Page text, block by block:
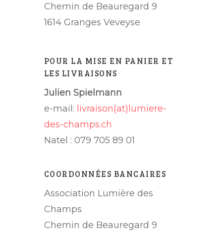
Chemin de Beauregard 9
1614 Granges Veveyse
POUR LA MISE EN PANIER ET
LES LIVRAISONS
Julien Spielmann
e-mail: livraison(at)lumiere-
des-champs.ch
Natel : 079 705 89 01
COORDONNÉES BANCAIRES
Association Lumière des
Champs
Chemin de Beauregard 9